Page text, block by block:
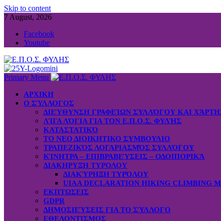
Skip to content
7 August, 2026
Facebook
Youtube
Primary Menu
ΑΡΧΙΚΗ
Ο ΣΎΛΛΟΓΟΣ
ΔΙΕΎΘΥΝΣΗ ΓΡΑΦΕΊΩΝ ΣΥΛΛΌΓΟΥ ΚΑΙ
ΛΊΓΑ ΛΌΓΙΑ ΓΙΑ ΤΟΝ Ε.Π.Ο.Σ. ΦΥΛΉΣ
ΚΑΤΑΣΤΑΤΙΚΌ
ΤΟ ΝΕΟ ΔΙΟΙΚΗΤΙΚΟ ΣΥΜΒΟΥΛΙΟ
ΤΡΑΠΕΖΙΚΌΣ ΛΟΓΑΡΙΑΣΜΌΣ ΣΥΛΛΌΓΟΥ
ΚΊΝΗΤΡΑ – ΕΠΙΒΡΑΒΕΎΣΕΙΣ – ΟΔΟΙΠΟΡΙΚΆ
ΔΙΑΚΗΡΥΞΗ ΤΥΡΟΛΟΥ
ΔΙΑΚΎΡΗΞΗ ΤΥΡΌΛΟΥ
UIAA DECLARATION HIKING CLIMBING
ΕΚΠΤΩΣΕΙΣ
GDPR
ΔΗΜΟΣΙΕΎΣΕΙΣ ΓΙΑ ΤΟ ΣΎΛΛΟΓΟ
ΕΘΕΛΟΝΤΙΣΜΟΣ